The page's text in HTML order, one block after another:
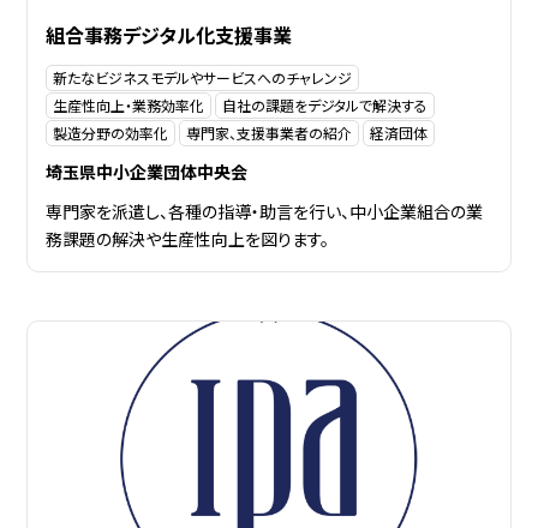
組合事務デジタル化支援事業
新たなビジネスモデルやサービスへのチャレンジ
生産性向上・業務効率化
自社の課題をデジタルで解決する
製造分野の効率化
専門家、支援事業者の紹介 経済団体
埼玉県中小企業団体中央会
専門家を派遣し、各種の指導・助言を行い、中小企業組合の業
務課題の解決や生産性向上を図ります。